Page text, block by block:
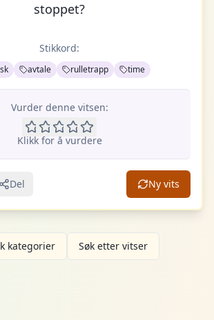
stoppet?
Stikkord:
avtale rulletrapp time
Vurder denne vitsen:
Klikk for å vurdere
Del Ny vits
kategorier Søk etter vitser